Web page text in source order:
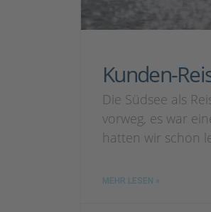
Kunden-
Die Südsee als
vorweg, es war
hatten wir schon
MEHR LESEN »